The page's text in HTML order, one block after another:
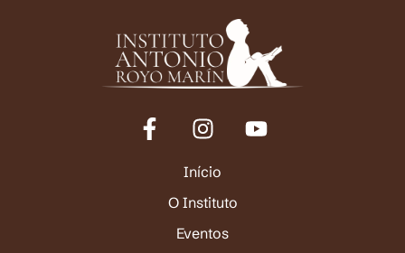
Início
O Instituto
Eventos